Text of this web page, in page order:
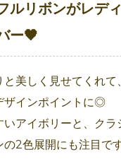
ルリボンがレデ
ー🖤
美しく見せてくれて
ザインポイントに◎
アイボリーと、クラ
2色展開にも注目です